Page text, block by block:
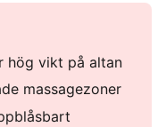
hög vikt på altan
massagezoner